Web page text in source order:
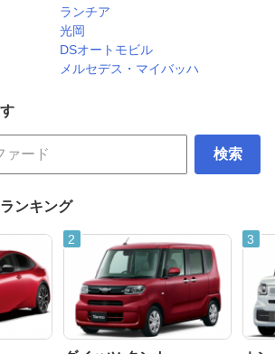
ランチア
光岡
DSオートモビル
メルセデス・マイバッハ
検索
ンキング